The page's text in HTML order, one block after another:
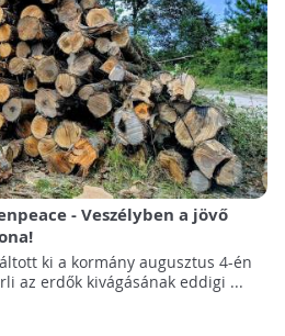
- Veszélyben a jövő
ki a kormány augusztus 4-én
az erdők kivágásának eddigi ...